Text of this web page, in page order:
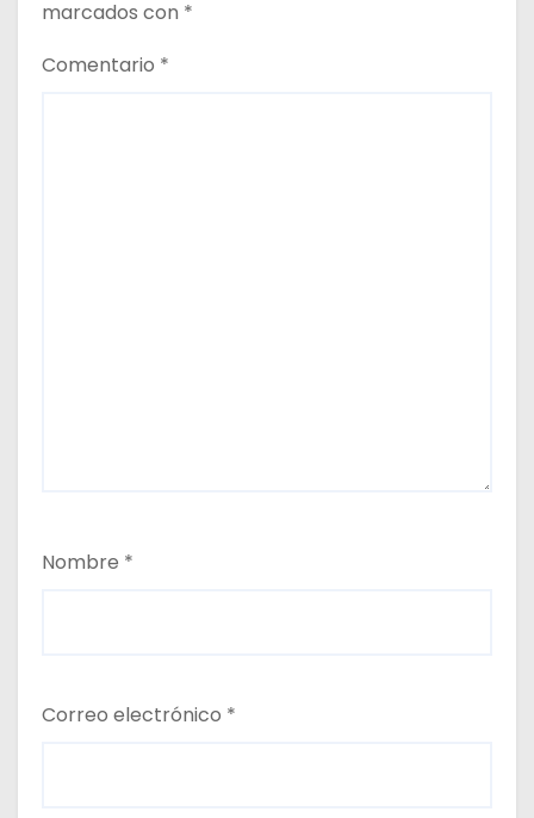
marcados con *
Comentario *
Nombre *
Correo electrónico *